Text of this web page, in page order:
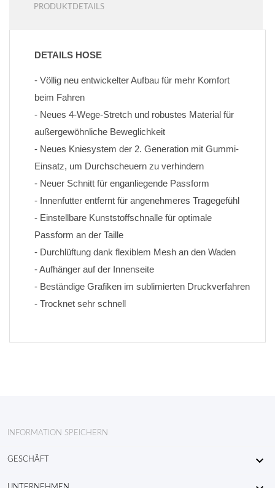
PRODUKTDETAILS
DETAILS HOSE
- Völlig neu entwickelter Aufbau für mehr Komfort
beim Fahren
- Neues 4-Wege-Stretch und robustes Material für
außergewöhnliche Beweglichkeit
- Neues Kniesystem der 2. Generation mit Gummi-
Einsatz, um Durchscheuern zu verhindern
- Neuer Schnitt für enganliegende Passform
- Innenfutter entfernt für angenehmeres Tragegefühl
- Einstellbare Kunststoffschnalle für optimale
Passform an der Taille
- Durchlüftung dank flexiblem Mesh an den Waden
- Aufhänger auf der Innenseite
- Trocknet sehr schnell
INFORMATION SPEICHERN
GESCHÄFT 